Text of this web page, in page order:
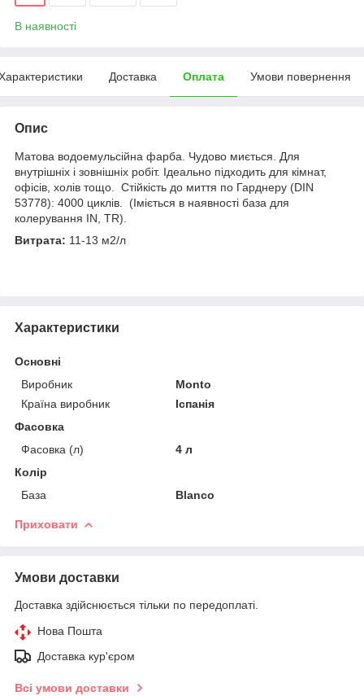
В наявності
Доставка Оплата Умови повернення
Опис
Матова водоемульсійна фарба. Чудово миється. Для
внутрішніх і зовнішніх робіт. Ідеально підходить для кімнат,
офісів, холів тощо. Стійкість до миття по Гарднеру (DIN
53778): 4000 циклів. (Іміється в наявності база для
колерування IN, TR).
Витрата: 11-13 м2/л
Характеристики
Основні
Виробник
Monto
Країна виробник
Іспанія
Фасовка
Фасовка (л)
4 л
Колір
База
Blanco
Приховати
Умови доставки
Доставка здійснюється тільки по передоплаті.
Нова Пошта
Доставка кур'єром
Всі умови доставки